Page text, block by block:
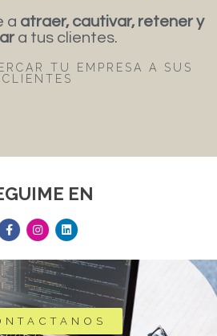
a atraer, cautivar, retener y
a tus clientes.
TU EMPRESA A SUS
CLIENTES
EN